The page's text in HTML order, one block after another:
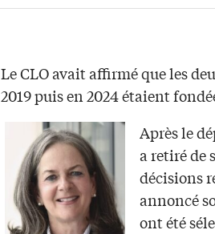
Le CLO avait affirmé que les
2019 puis en 2024 étaient
Après le
a retiré de
décisions
annoncé
ont été